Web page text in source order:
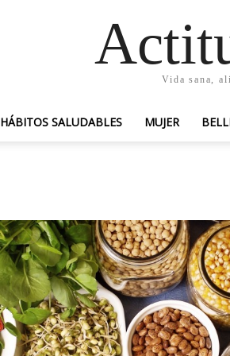
Vida sana,
HÁBITOS SALUDABLES MUJER